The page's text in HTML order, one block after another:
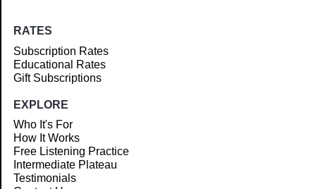
RATES
Subscription Rates
Educational Rates
Gift Subscriptions
EXPLORE
Who It's For
How It Works
Free Listening Practice
Intermediate Plateau
Testimonials